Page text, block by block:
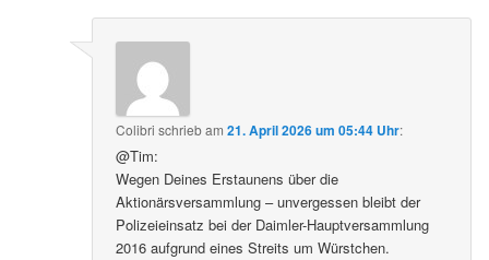
Colibri schriebam21. April 2026 um 05:44 Uhr:
@Tim:
Wegen Deines Erstaunens über die
Aktionärsversammlung – unvergessen bleibt der
Polizeieinsatz bei der Daimler-Hauptversammlung
2016 aufgrund eines Streits um Würstchen.